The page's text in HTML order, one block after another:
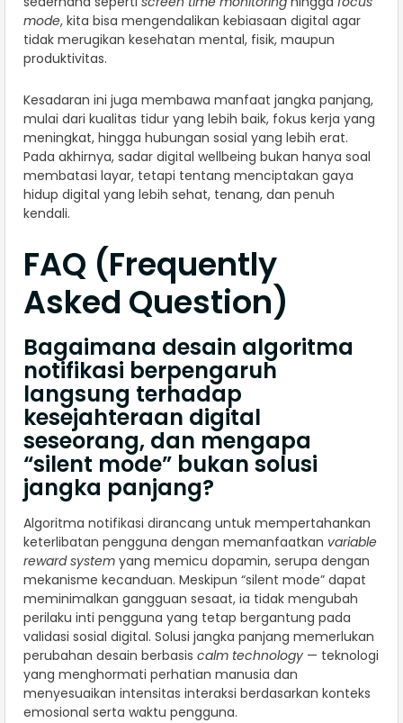
mode, kita bisa mengendalikan kebiasaan digital agar
tidak merugikan kesehatan mental, fisik, maupun
produktivitas.
Kesadaran ini juga membawa manfaat jangka panjang,
mulai dari kualitas tidur yang lebih baik, fokus kerja yang
meningkat, hingga hubungan sosial yang lebih erat.
Pada akhirnya, sadar digital wellbeing bukan hanya soal
membatasi layar, tetapi tentang menciptakan gaya
hidup digital yang lebih sehat, tenang, dan penuh
kendali.
FAQ (Frequently
Asked Question)
Bagaimana desain algoritma
notifikasi berpengaruh
langsung terhadap
kesejahteraan digital
seseorang, dan mengapa
“silent mode” bukan solusi
jangka panjang?
Algoritma notifikasi dirancang untuk mempertahankan
keterlibatan pengguna dengan memanfaatkan variable
reward system yang memicu dopamin, serupa dengan
mekanisme kecanduan. Meskipun “silent mode” dapat
meminimalkan gangguan sesaat, ia tidak mengubah
perilaku inti pengguna yang tetap bergantung pada
validasi sosial digital. Solusi jangka panjang memerlukan
perubahan desain berbasis calm technology — teknologi
yang menghormati perhatian manusia dan
menyesuaikan intensitas interaksi berdasarkan konteks
emosional serta waktu pengguna.